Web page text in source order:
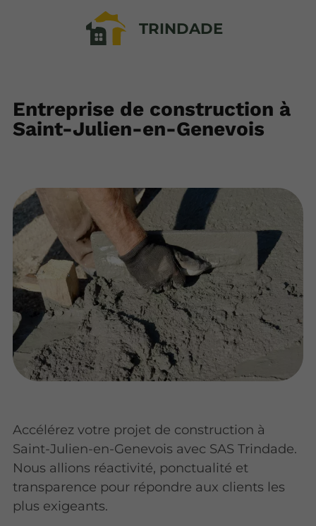
TRINDADE
Entreprise de construction à
Saint-Julien-en-Genevois
Accélérez votre projet de construction à
Saint-Julien-en-Genevois avec SAS Trindade.
Nous allions réactivité, ponctualité et
transparence pour répondre aux clients les
plus exigeants.